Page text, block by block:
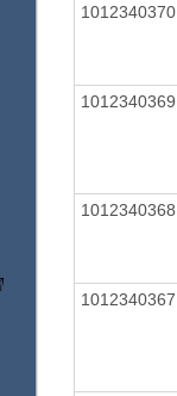
1012340370
1012340369
1012340368
1012340367